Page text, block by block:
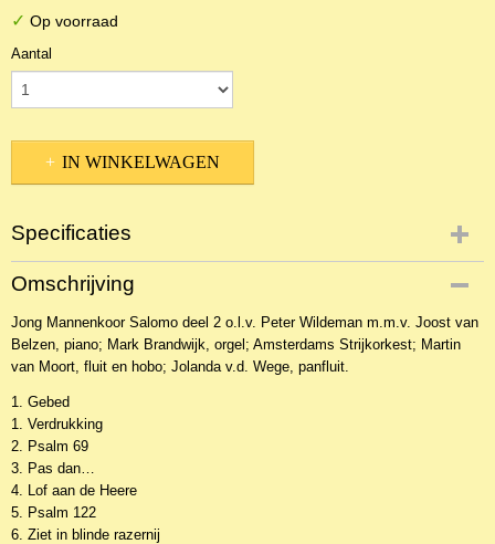
✓ Op voorraad
Aantal
IN WINKELWAGEN
Specificaties
Productcode
11873
EAN code
8713986991065
Omschrijving
Jong Mannenkoor Salomo deel 2 o.l.v. Peter Wildeman m.m.v. Joost van
Belzen, piano; Mark Brandwijk, orgel; Amsterdams Strijkorkest; Martin
van Moort, fluit en hobo; Jolanda v.d. Wege, panfluit.
1. Gebed
1. Verdrukking
2. Psalm 69
3. Pas dan…
4. Lof aan de Heere
5. Psalm 122
6. Ziet in blinde razernij